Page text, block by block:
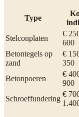
Type
Stelconplaten
€
600
Betontegels op
zand
€
350
Betonpoeren
€
900
Schroeffundering
€